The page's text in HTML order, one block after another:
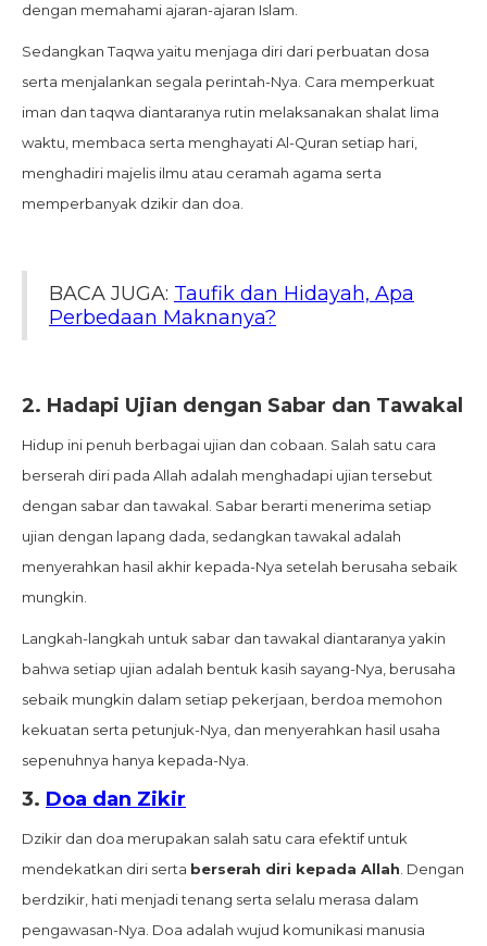
dengan memahami ajaran-ajaran Islam.
Sedangkan Taqwa yaitu menjaga diri dari perbuatan dosa
serta menjalankan segala perintah-Nya. Cara memperkuat
iman dan taqwa diantaranya rutin melaksanakan shalat lima
waktu, membaca serta menghayati Al-Quran setiap hari,
menghadiri majelis ilmu atau ceramah agama serta
memperbanyak dzikir dan doa.
BACA JUGA: Taufik dan Hidayah, Apa
Perbedaan Maknanya?
2. Hadapi Ujian dengan Sabar dan Tawakal
Hidup ini penuh berbagai ujian dan cobaan. Salah satu cara
berserah diri pada Allah adalah menghadapi ujian tersebut
dengan sabar dan tawakal. Sabar berarti menerima setiap
ujian dengan lapang dada, sedangkan tawakal adalah
menyerahkan hasil akhir kepada-Nya setelah berusaha sebaik
mungkin.
Langkah-langkah untuk sabar dan tawakal diantaranya yakin
bahwa setiap ujian adalah bentuk kasih sayang-Nya, berusaha
sebaik mungkin dalam setiap pekerjaan, berdoa memohon
kekuatan serta petunjuk-Nya, dan menyerahkan hasil usaha
sepenuhnya hanya kepada-Nya.
3. Doa dan Zikir
Dzikir dan doa merupakan salah satu cara efektif untuk
mendekatkan diri serta berserah diri kepada Allah . Dengan
berdzikir, hati menjadi tenang serta selalu merasa dalam
pengawasan-Nya. Doa adalah wujud komunikasi manusia